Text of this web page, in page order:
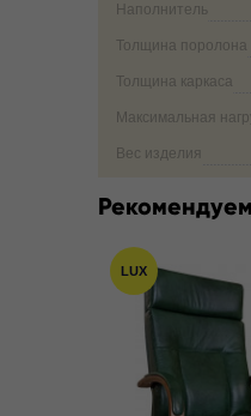
Наполнитель
Толщина поролона
Толщина каркаса
Максимальная
Вес изделия
LUX